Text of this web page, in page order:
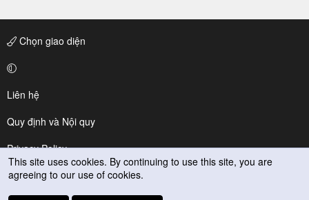
Chọn giao diện
Liên hệ
Quy định và Nội quy
Privacy Policy
Trợ giúp
This site uses cookies. By continuing to use this site, you are
agreeing to our use of cookies.